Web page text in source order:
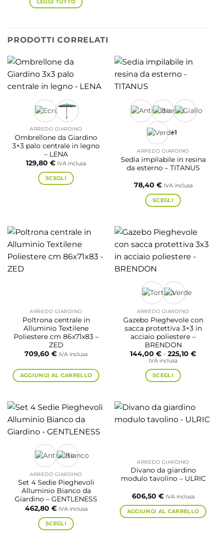
LEGGI TUTTO
PRODOTTI CORRELATI
ARREDO GIARDINO
Ombrellone da Giardino
3×3 palo centrale in legno
– LENA
129,80 € IVA inclusa
SCEGLI
varianti.
Le
possono
del
prodotto
+1
ARREDO GIARDINO
Sedia impilabile in resina
da esterno – TITANUS
78,40 € IVA inclusa
SCEGLI
ha
più
varianti.
possono
essere
scelte
nella
pagina
del
prodotto
ARREDO GIARDINO
Poltrona centrale in
Alluminio Textilene
Poliestere cm 86x71x83 –
ZED
709,60 € IVA inclusa
AGGIUNGI AL CARRELLO
ARREDO GIARDINO
Gazebo Pieghevole con
sacca protettiva 3×3 in
acciaio poliestere –
BRENDON
144,00 € - 225,10 €Fascia
IVA inclusa
SCEGLI
ha
più
essere
scelte
pagina
del
prodotto
ARREDO GIARDINO
Set 4 Sedie Pieghevoli
Alluminio Bianco da
Giardino – GENTLENESS
462,80 € IVA inclusa
SCEGLI
ARREDO GIARDINO
Divano da giardino
modulo tavolino – ULRIC
606,50 € IVA inclusa
AGGIUNGI AL CARRELLO